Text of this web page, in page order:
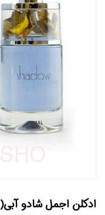
ادکلن اجمل شادو آبی( Ajmal Shadow for men)